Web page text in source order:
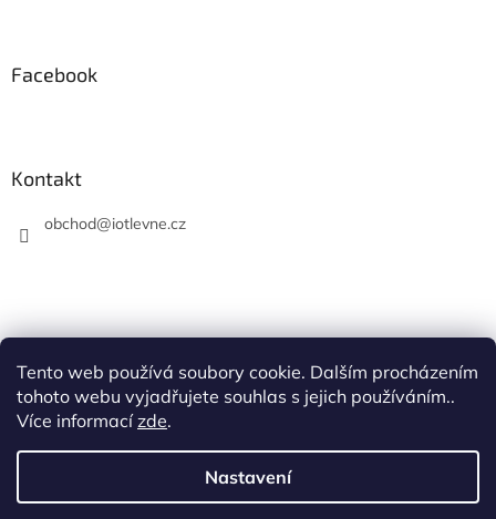
Tento web používá soubory cookie. Dalším procházením
tohoto webu vyjadřujete souhlas s jejich používáním..
Více informacízde.
Nastavení
Facebook
Kontakt
obchod@iotlevne.cz
Hodnocení na Heureka.cz
Vytvořil Shoptet